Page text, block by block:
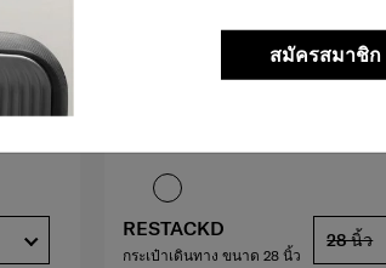
สมัครสมาชิก
RESTACKD
กระเป๋าเดินทาง ขนาด 28 นิ้ว
28 นิ้ว